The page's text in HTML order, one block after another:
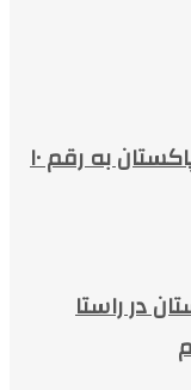
افزایش حجم تجارت بین ایران و پاکستان به رقم ۱۰
در راستا